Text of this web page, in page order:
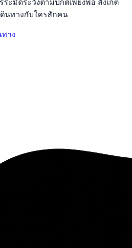
นทางกับใครสักคน
าง